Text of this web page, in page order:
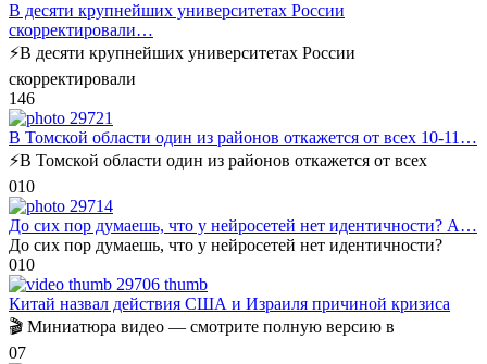
В десяти крупнейших университетах России
скорректировали…
⚡️В десяти крупнейших университетах России
скорректировали
146
В Томской области один из районов откажется от всех 10-11…
⚡️В Томской области один из районов откажется от всех
010
До сих пор думаешь, что у нейросетей нет идентичности? А…
До сих пор думаешь, что у нейросетей нет идентичности?
010
Китай назвал действия США и Израиля причиной кризиса
🎬 Миниатюра видео — смотрите полную версию в
07